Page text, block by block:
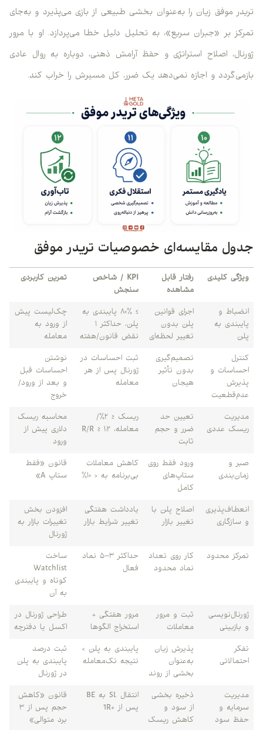
تریدر موفق زیان را به‌عنوان بخشی طبیعی از بازی می‌پذیرد و به‌جای
تمرکز بر «جبران سریع»، به تحلیل دلیل خطا می‌پردازد. او با مرور
ژورنال، اصلاح استراتژی و حفظ آرامش ذهنی، دوباره به روال عادی
بازمی‌گردد و اجازه نمی‌دهد یک ضرر، کل مسیرش را خراب کند.
جدول مقایسه‌ای خصوصیات تریدر موفق
ویژگی کلیدی
رفتار قابل
مشاهده
KPI / شاخص
سنجش
تمرین کاربردی
انضباط و
پایبندی به
پلن
اجرای قوانین
پلن بدون
تغییر لحظه‌ای
≥ ۸۰٪ پایبندی به
پلن، حداکثر ۱
نقض قانون/هفته
چک‌لیست پیش
از ورود به
معامله
کنترل
احساسات و
پذیرش
عدم‌قطعیت
تصمیم‌گیری
بدون تأثیر
هیجان
ثبت احساسات در
ژورنال پس از هر
معامله
نوشتن
احساسات قبل
و بعد از ورود/
خروج
مدیریت
ریسک عددی
تعیین حد
ضرر و حجم
ثابت
ریسک ≤ ۲٪/
معامله، R/R ≥ ۱:۲
محاسبه ریسک
دلاری پیش از
ورود
صبر و
زمان‌بندی
ورود فقط روی
ستاپ‌های
کامل
کاهش معاملات
بی‌برنامه به < ۱۰٪
قانون «فقط
ستاپ A»
انعطاف‌پذیری
و سازگاری
اصلاح پلن با
تغییر بازار
یادداشت هفتگی
تغییر شرایط بازار
افزودن بخش
تغییرات بازار به
ژورنال
تمرکز محدود
کار روی تعداد
نماد محدود
حداکثر ۳–۵ نماد
فعال
ساخت
Watchlist
کوتاه و پایبندی
به آن
ژورنال‌نویسی
و بازبینی
ثبت و مرور
معاملات
مرور هفتگی +
استخراج الگوها
طراحی ژورنال در
اکسل یا دفترچه
تفکر
احتمالاتی
پذیرش زیان
به‌عنوان
بخشی از روند
پایبندی به پلن >
نتیجه تک‌معامله
ثبت درصد
پایبندی به پلن
در ژورنال
مدیریت
سرمایه و
حفظ سود
ذخیره بخشی
از سود و
کاهش ریسک
انتقال SL به BE
پس از +1R
قانون «کاهش
حجم پس از ۳
برد متوالی»